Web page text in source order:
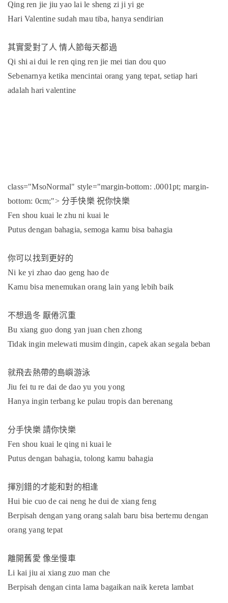
Qing ren jie jiu yao lai le sheng zi ji yi ge
Hari Valentine sudah mau tiba, hanya sendirian
其實愛對了人 情人節每天都過
Qi shi ai dui le ren qing ren jie mei tian dou quo
Sebenarnya ketika mencintai orang yang tepat, setiap hari
adalah hari valentine
class="MsoNormal" style="margin-bottom: .0001pt; margin-
bottom: 0cm;"> 分手快樂 祝你快樂
Fen shou kuai le zhu ni kuai le
Putus dengan bahagia, semoga kamu bisa bahagia
你可以找到更好的
Ni ke yi zhao dao geng hao de
Kamu bisa menemukan orang lain yang lebih baik
不想過冬 厭倦沉重
Bu xiang guo dong yan juan chen zhong
Tidak ingin melewati musim dingin, capek akan segala beban
就飛去熱帶的島嶼游泳
Jiu fei tu re dai de dao yu you yong
Hanya ingin terbang ke pulau tropis dan berenang
分手快樂 請你快樂
Fen shou kuai le qing ni kuai le
Putus dengan bahagia, tolong kamu bahagia
揮別錯的才能和對的相逢
Hui bie cuo de cai neng he dui de xiang feng
Berpisah dengan yang orang salah baru bisa bertemu dengan
orang yang tepat
離開舊愛 像坐慢車
Li kai jiu ai xiang zuo man che
Berpisah dengan cinta lama bagaikan naik kereta lambat